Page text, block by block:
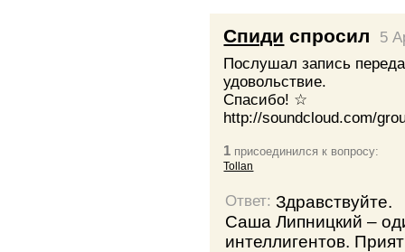
Спиди спросил
5
Послушал запись
удовольствие.
Спасибо! ☆
http://soundcloud.com/
1 присоединился к вопросу:
Tollan
Ответ:Здравствуйте.
Саша Липницкий –
интеллигентов.